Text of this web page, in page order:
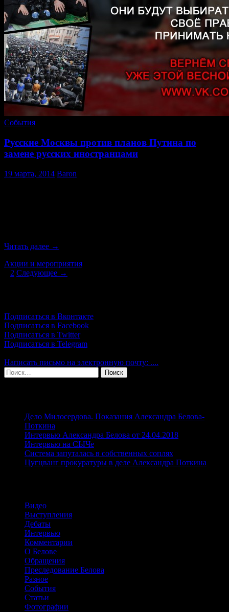
События
Русские Москвы против планов Путина по
замене русских иностранцами
19 марта, 2014 Baron
Читать далее Русские
против
планов
иностранцами
→
Акции и мероприятия
Навигация
2 Следующее →
Подписаться в Вконтакте
Подписаться в Facebook
Подписаться в Twitter
Подписаться в Telegram
Написать письмо на электронную почту: ....
Найти:
Дело Милосердова. Показания Александра Белова-
Поткина
Интервью Александра Белова от 24.04.2018
Интервью на СЫЧе
Система запуталась в собственных соплях
Цугцванг прокуратуры в деле Александра Поткина
Видео
Выступления
Дебаты
Интервью
Комментарии
О Белове
Обращения
Преследование Белова
Разное
События
Статьи
Фотографии